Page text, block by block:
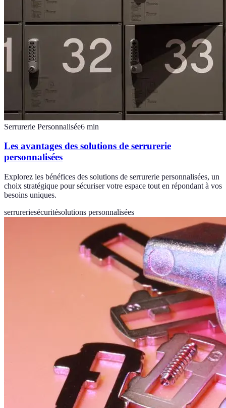
Serrurerie Personnalisée6 min
Les avantages des solutions de serrurerie
personnalisées
Explorez les bénéfices des solutions de serrurerie personnalisées, un
choix stratégique pour sécuriser votre espace tout en répondant à vos
besoins uniques.
serrureriesécuritésolutions personnalisées